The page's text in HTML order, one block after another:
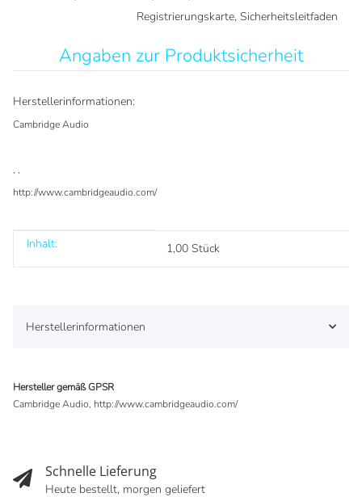
Registrierungskarte, Sicherheitsleitfaden
Angaben zur Produktsicherheit
Herstellerinformationen:
Cambridge Audio
, ,
http://www.cambridgeaudio.com/
Produkteigenschaft
Wert
Inhalt: 1,00 Stück
Herstellerinformationen
Hersteller gemäß GPSR
Cambridge Audio, http://www.cambridgeaudio.com/
Schnelle Lieferung
Heute bestellt, morgen geliefert